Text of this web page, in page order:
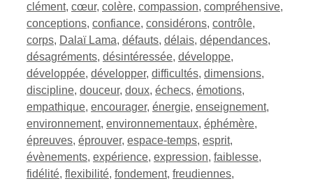
clément, cœur, colère, compassion, compréhensive,
conceptions, confiance, considérons, contrôle,
corps, Dalaï Lama, défauts, délais, dépendances,
désagréments, désintéressée, développe,
développée, développer, difficultés, dimensions,
discipline, douceur, doux, échecs, émotions,
empathique, encourager, énergie, enseignement,
environnement, environnementaux, éphémère,
épreuves, éprouver, espace-temps, esprit,
évènements, expérience, expression, faiblesse,
fidélité, flexibilité, fondement, freudiennes,